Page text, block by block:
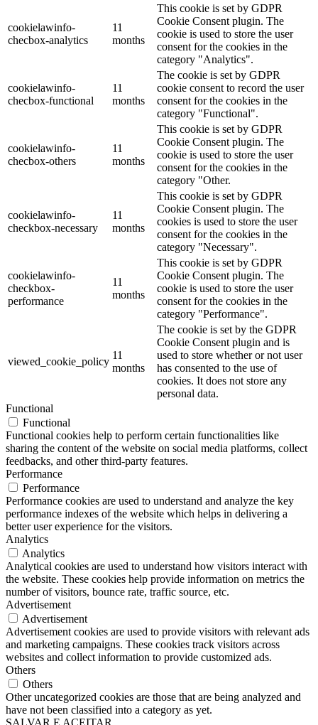
cookielawinfo-
checbox-analytics
11
months
This cookie is set by GDPR
Cookie Consent plugin. The
cookie is used to store the user
consent for the cookies in the
category "Analytics".
cookielawinfo-
checbox-functional
11
months
The cookie is set by GDPR
cookie consent to record the user
consent for the cookies in the
category "Functional".
cookielawinfo-
checbox-others
11
months
This cookie is set by GDPR
Cookie Consent plugin. The
cookie is used to store the user
consent for the cookies in the
category "Other.
cookielawinfo-
checkbox-necessary
11
months
This cookie is set by GDPR
Cookie Consent plugin. The
cookies is used to store the user
consent for the cookies in the
category "Necessary".
cookielawinfo-
checkbox-
performance
11
months
This cookie is set by GDPR
Cookie Consent plugin. The
cookie is used to store the user
consent for the cookies in the
category "Performance".
viewed_cookie_policy
11
months
The cookie is set by the GDPR
Cookie Consent plugin and is
used to store whether or not user
has consented to the use of
cookies. It does not store any
personal data.
Functional
Functional
Functional cookies help to perform certain functionalities like
sharing the content of the website on social media platforms, collect
feedbacks, and other third-party features.
Performance
Performance
Performance cookies are used to understand and analyze the key
performance indexes of the website which helps in delivering a
better user experience for the visitors.
Analytics
Analytics
Analytical cookies are used to understand how visitors interact with
the website. These cookies help provide information on metrics the
number of visitors, bounce rate, traffic source, etc.
Advertisement
Advertisement
Advertisement cookies are used to provide visitors with relevant ads
and marketing campaigns. These cookies track visitors across
websites and collect information to provide customized ads.
Others
Others
Other uncategorized cookies are those that are being analyzed and
have not been classified into a category as yet.